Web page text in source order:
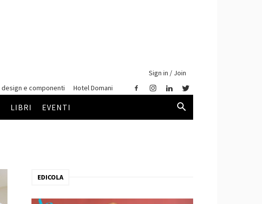
Sign in / Join
design e componenti Hotel Domani
LIBRI EVENTI
EDICOLA